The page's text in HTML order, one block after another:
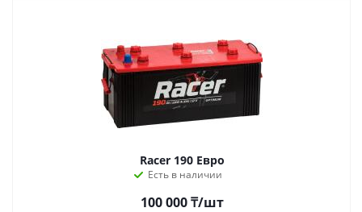
Racer 190 Евро
Есть в наличии
100 000₸/шт